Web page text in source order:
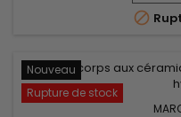

Nouveau
Rupture de stock